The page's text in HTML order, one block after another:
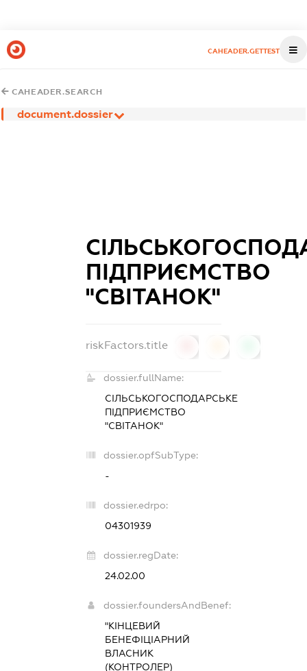
CAHEADER.GETTEST
CAHEADER.SEARCH
document.dossier
ПІДПРИЄМСТВО
"СВІТАНОК"
riskFactors.title
dossier.fullName:
СІЛЬСЬКОГОСПОДАРСЬКЕ
ПІДПРИЄМСТВО
"СВІТАНОК"
dossier.opfSubType:
-
dossier.edrpo:
04301939
dossier.regDate:
24.02.00
dossier.foundersAndBenef:
"КІНЦЕВИЙ
БЕНЕФІЦІАРНИЙ
ВЛАСНИК
(КОНТРОЛЕР)